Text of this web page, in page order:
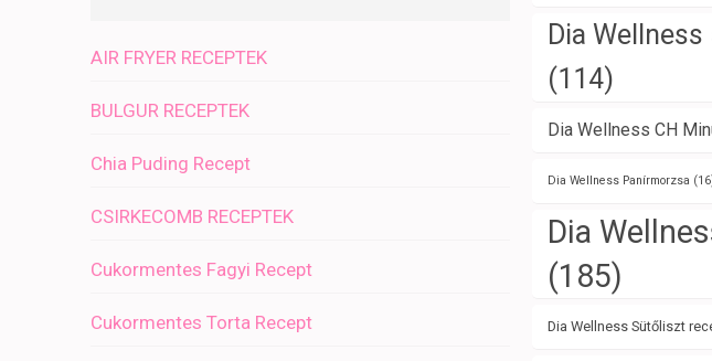
AIR FRYER RECEPTEK
BULGUR RECEPTEK
Chia Puding Recept
CSIRKECOMB RECEPTEK
Cukormentes Fagyi Recept
Cukormentes Torta Recept
Dia
(114)
Dia Wellness CH
Dia Wellness Panírmorzsa
Dia
(185)
Dia Wellness Sütőliszt